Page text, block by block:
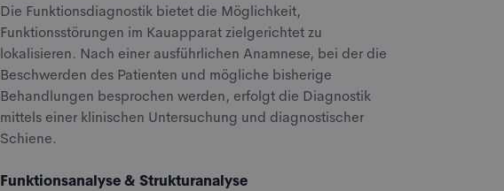
Die Funktionsdiagnostik bietet die Möglichkeit,
Funktionsstörungen im Kauapparat zielgerichtet zu
lokalisieren. Nach einer ausführlichen Anamnese, bei der die
Beschwerden des Patienten und mögliche bisherige
Behandlungen besprochen werden, erfolgt die Diagnostik
mittels einer klinischen Untersuchung und diagnostischer
Schiene.
Funktionsanalyse & Strukturanalyse